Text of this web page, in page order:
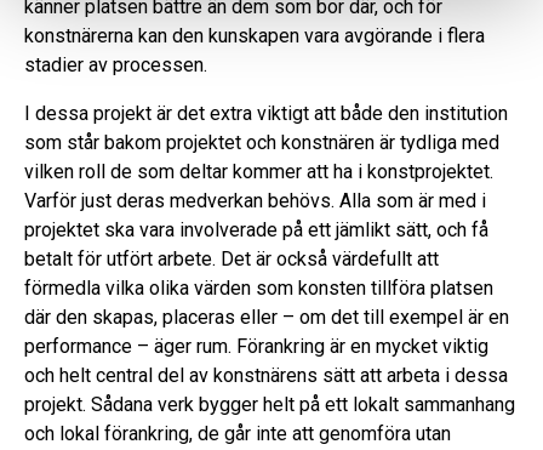
känner platsen bättre än dem som bor där, och för
konstnärerna kan den kunskapen vara avgörande i flera
stadier av processen.
I dessa projekt är det extra viktigt att både den institution
som står bakom projektet och konstnären är tydliga med
vilken roll de som deltar kommer att ha i konstprojektet.
Varför just deras medverkan behövs. Alla som är med i
projektet ska vara involverade på ett jämlikt sätt, och få
betalt för utfört arbete. Det är också värdefullt att
förmedla vilka olika värden som konsten tillföra platsen
där den skapas, placeras eller – om det till exempel är en
performance – äger rum. Förankring är en mycket viktig
och helt central del av konstnärens sätt att arbeta i dessa
projekt. Sådana verk bygger helt på ett lokalt sammanhang
och lokal förankring, de går inte att genomföra utan